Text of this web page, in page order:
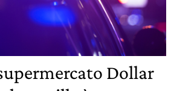
Dollar